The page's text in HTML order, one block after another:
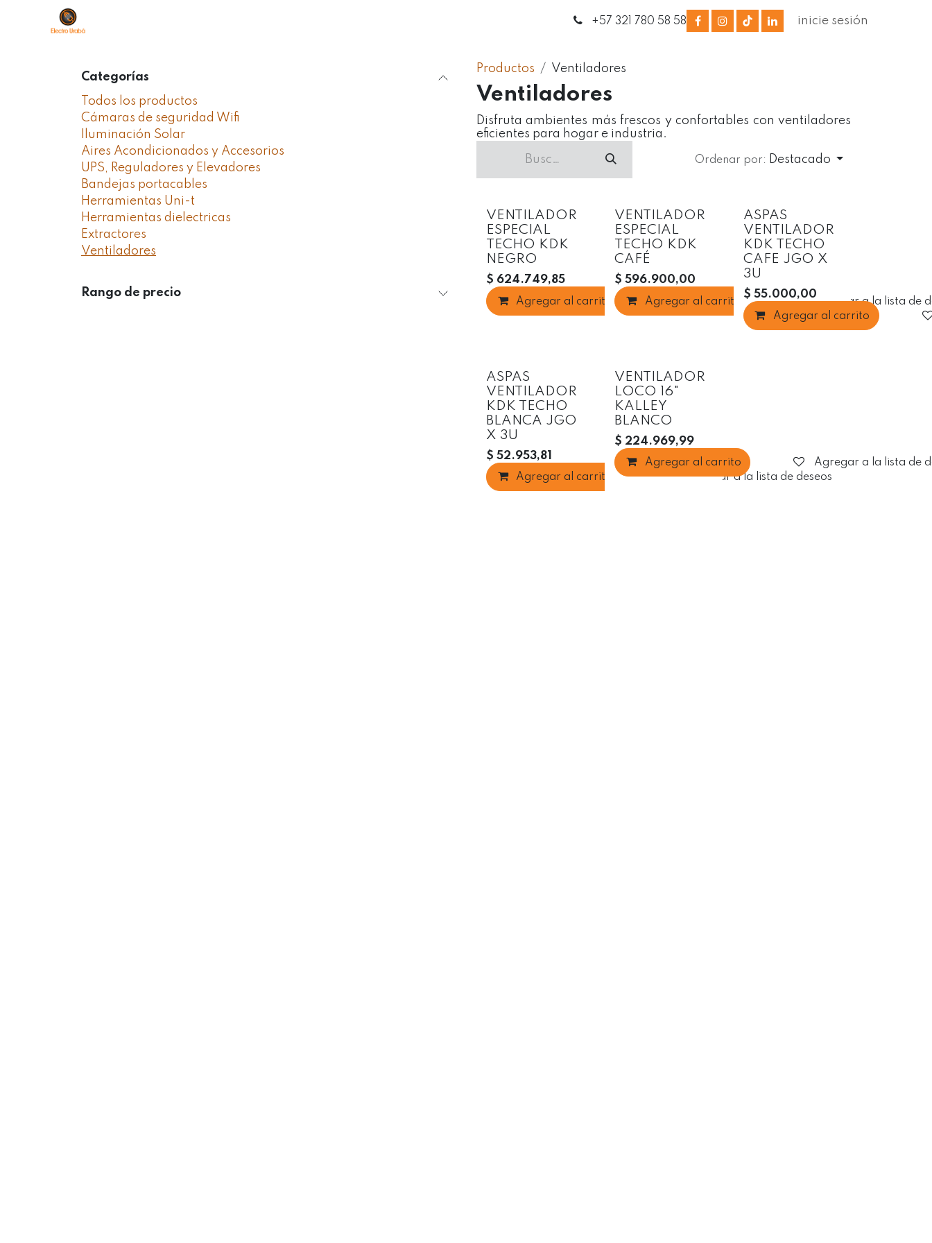
Ir al contenido
Contáctanos +57 321 780 58 58 inicie sesión
Categorías
Todos los productos
Cámaras de seguridad Wifi
Iluminación Solar
Aires Acondicionados y Accesorios
UPS, Reguladores y Elevadores
Bandejas portacables
Herramientas Uni-t
Herramientas dielectricas
Extractores
Ventiladores
Rango de precio
Productos Ventiladores
Ventiladores
Disfruta ambientes más frescos y confortables con ventiladores
eficientes para hogar e industria.
Ordenar por: Destacado
Oferta
VENTILADOR
ESPECIAL
TECHO KDK
NEGRO
$ 624.749,85
Agregar al carrito Agregar a la lista de deseos
VENTILADOR
ESPECIAL
TECHO KDK
CAFÉ
$596.900,00
Agregar al carrito Agregar a la lista de
ASPAS
VENTILADOR
KDK TECHO
CAFE JGO X
3U
$ 55.000,00
Agregar al carrito
ASPAS
VENTILADOR
KDK TECHO
BLANCA JGO
X 3U
$ 52.953,81
Agregar al carrito Agregar a la lista de deseos
VENTILADOR
LOCO 16"
KALLEY
BLANCO
$ 224.969,99
Agregar al carrito Agregar a la lista de